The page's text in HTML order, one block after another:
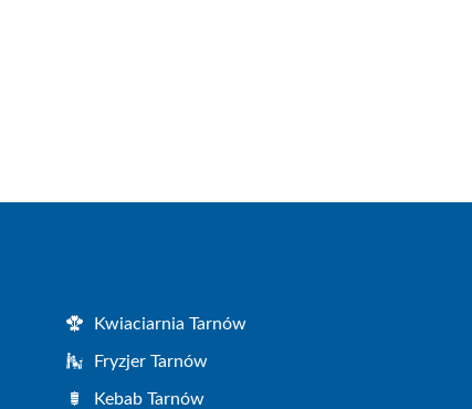
Kwiaciarnia Tarnów
Fryzjer Tarnów
Kebab Tarnów